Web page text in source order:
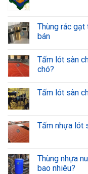
Thùng rác gạt
bán
Tấm lót sàn
chó?
Tấm lót sàn
Tấm nhựa lót
Thùng nhựa
bao nhiêu?